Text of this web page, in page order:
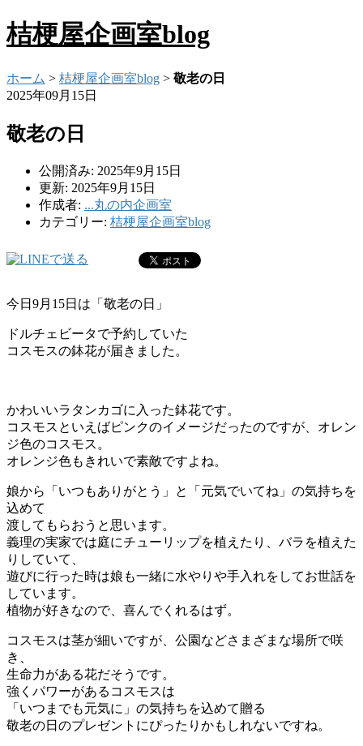
桔梗屋企画室blog
ホーム > 桔梗屋企画室blog > 敬老の日
2025年09月15日
敬老の日
公開済み: 2025年9月15日
更新: 2025年9月15日
作成者: ...丸の内企画室
カテゴリー: 桔梗屋企画室blog
今日9月15日は「敬老の日」
ドルチェビータで予約していた
コスモスの鉢花が届きました。
かわいいラタンカゴに入った鉢花です。
コスモスといえばピンクのイメージだったのですが、オレン
ジ色のコスモス。
オレンジ色もきれいで素敵ですよね。
娘から「いつもありがとう」と「元気でいてね」の気持ちを
込めて
渡してもらおうと思います。
義理の実家では庭にチューリップを植えたり、バラを植えた
りしていて、
遊びに行った時は娘も一緒に水やりや手入れをしてお世話を
しています。
植物が好きなので、喜んでくれるはず。
コスモスは茎が細いですが、公園などさまざまな場所で咲
き、
生命力がある花だそうです。
強くパワーがあるコスモスは
「いつまでも元気に」の気持ちを込めて贈る
敬老の日のプレゼントにぴったりかもしれないですね。